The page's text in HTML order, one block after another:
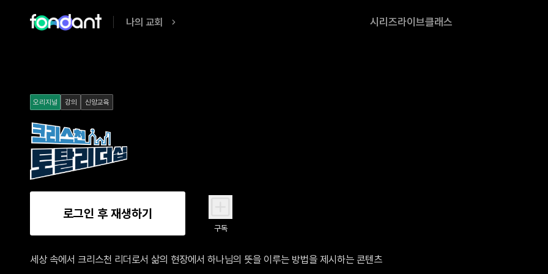
나의 교회 시리즈라이브클래스
오리지널 강의 신앙교육
로그인 후 재생하기
구독
세상 속에서 크리스천 리더로서 삶의 현장에서 하나님의 뜻을 이루는 방법을 제시하는 콘텐츠